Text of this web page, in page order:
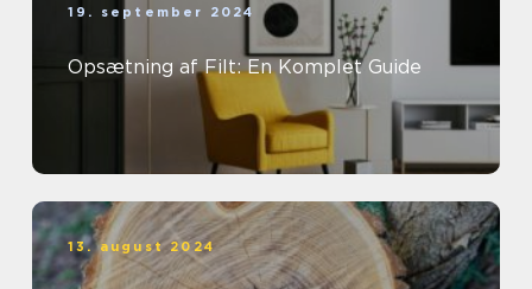
19. september 2024
Opsætning af Filt: En Komplet Guide
13. august 2024